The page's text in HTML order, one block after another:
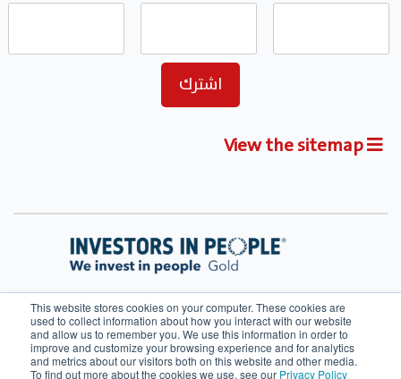
This website stores cookies on your computer. These cookies are
used to collect information about how you interact with our website
and allow us to remember you. We use this information in order to
improve and customize your browsing experience and for analytics
and metrics about our visitors both on this website and other media.
To find out more about the cookies we use, see our Privacy Policy